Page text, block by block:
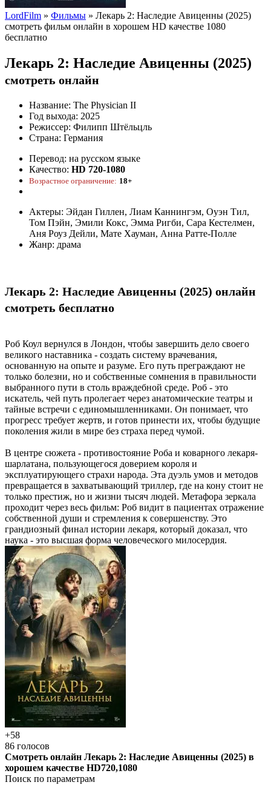
LordFilm » Фильмы » Лекарь 2: Наследие Авиценны (2025)
смотреть фильм онлайн в хорошем HD качестве 1080
бесплатно
Лекарь 2: Наследие Авиценны (2025)
смотреть онлайн
Название: The Physician II
Год выхода: 2025
Режиссер: Филипп Штёльцль
Страна: Германия
Перевод: на русском языке
Качество: HD 720-1080
Возрастное ограничение: 18+
Актеры: Эйдан Гиллен, Лиам Каннингэм, Оуэн Тил,
Том Пэйн, Эмили Кокс, Эмма Ригби, Сара Кестелмен,
Аня Роуз Дейли, Мате Хауман, Анна Ратте-Полле
Жанр: драма
Лекарь 2: Наследие Авиценны (2025) онлайн
смотреть бесплатно
Роб Коул вернулся в Лондон, чтобы завершить дело своего
великого наставника - создать систему врачевания,
основанную на опыте и разуме. Его путь преграждают не
только болезни, но и собственные сомнения в правильности
выбранного пути в столь враждебной среде. Роб - это
искатель, чей путь пролегает через анатомические театры и
тайные встречи с единомышленниками. Он понимает, что
прогресс требует жертв, и готов принести их, чтобы будущие
поколения жили в мире без страха перед чумой.
В центре сюжета - противостояние Роба и коварного лекаря-
шарлатана, пользующегося доверием короля и
эксплуатирующего страхи народа. Эта дуэль умов и методов
превращается в захватывающий триллер, где на кону стоит не
только престиж, но и жизни тысяч людей. Метафора зеркала
проходит через весь фильм: Роб видит в пациентах отражение
собственной души и стремления к совершенству. Это
грандиозный финал истории лекаря, который доказал, что
наука - это высшая форма человеческого милосердия.
+58
86 голосов
Смотреть онлайн Лекарь 2: Наследие Авиценны (2025) в
хорошем качестве HD720,1080
Поиск по параметрам